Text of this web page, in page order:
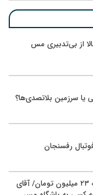
از بی‌تدبیری مس
یا سرزمین بلاتصدی‌ها؟
رفسنجان
مدیر غیربومی با دستمزد روزانه ۲۳ میلیون تومان/ آقای